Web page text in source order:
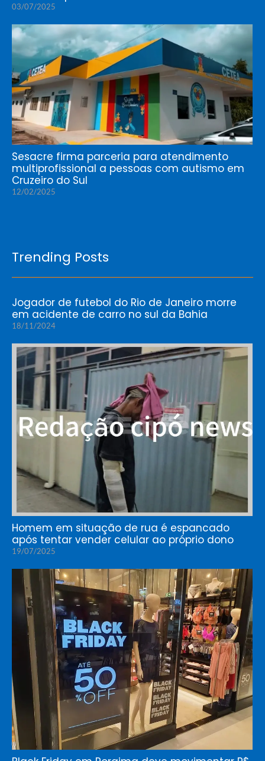
03/07/2025
Sesacre firma parceria para atendimento
multiprofissional a pessoas com autismo em
Cruzeiro do Sul
12/02/2025
Trending Posts
Jogador de futebol do Rio de Janeiro morre
em acidente de carro no sul da Bahia
18/11/2024
Homem em situação de rua é espancado
após tentar vender celular ao próprio dono
19/07/2025